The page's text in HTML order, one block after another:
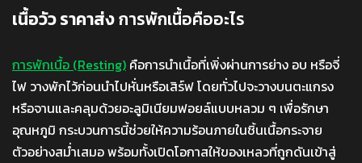
เนื้อวัว ราคาส่งการพักเนื้อคืออะไร
การพักเนื้อ (Resting) คือการนำเนื้อที่เพิ่งผ่านการย่าง อบ หรือจี่
ไฟ วางพักไว้ก่อนนำไปหั่นหรือเสิร์ฟ โดยทั่วไปจะวางบนตะแกรง
หรือจานและคลุมด้วยอะลูมิเนียมฟอยล์แบบหลวม ๆ เพื่อรักษา
อุณหภูมิ กระบวนการนี้ช่วยให้ความร้อนภายในชิ้นเนื้อกระจาย
ตัวอย่างสม่ำเสมอ พร้อมทั้งเปิดโอกาสให้ของเหลวที่ถูกดันเข้าสู่